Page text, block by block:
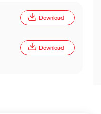
Download
Download